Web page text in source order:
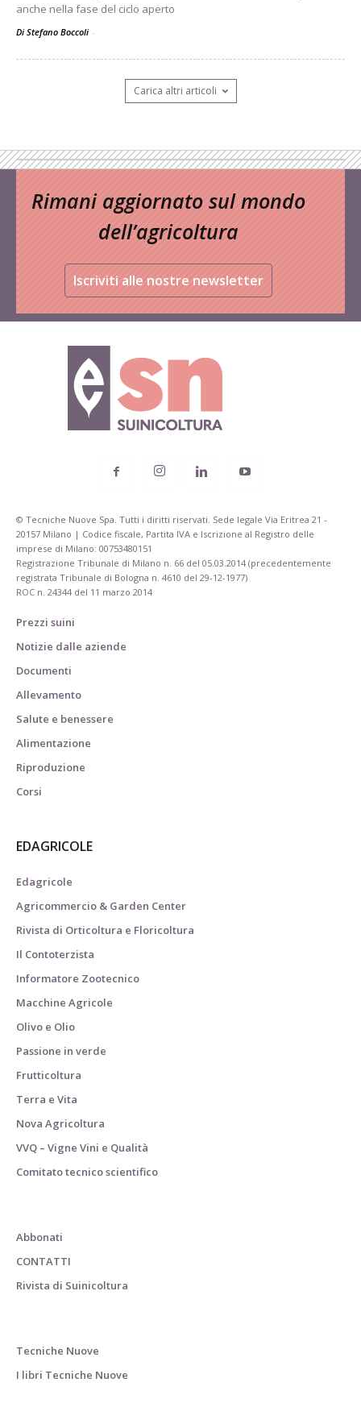
anche nella fase del ciclo aperto
Di Stefano Boccoli -
Carica altri articoli
Rimani aggiornato sul mondo
dell’agricoltura
Iscriviti alle nostre newsletter
© Tecniche Nuove Spa. Tutti i diritti riservati. Sede legale Via Eritrea 21 -
20157 Milano | Codice fiscale, Partita IVA e Iscrizione al Registro delle
imprese di Milano: 00753480151
Registrazione Tribunale di Milano n. 66 del 05.03.2014 (precedentemente
registrata Tribunale di Bologna n. 4610 del 29-12-1977)
ROC n. 24344 del 11 marzo 2014
Prezzi suini
Notizie dalle aziende
Documenti
Allevamento
Salute e benessere
Alimentazione
Riproduzione
Corsi
EDAGRICOLE
Edagricole
Agricommercio & Garden Center
Rivista di Orticoltura e Floricoltura
Il Contoterzista
Informatore Zootecnico
Macchine Agricole
Olivo e Olio
Passione in verde
Frutticoltura
Terra e Vita
Nova Agricoltura
VVQ – Vigne Vini e Qualità
Comitato tecnico scientifico
Abbonati
CONTATTI
Rivista di Suinicoltura
Tecniche Nuove
I libri Tecniche Nuove